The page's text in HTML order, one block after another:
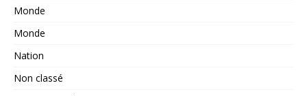
Monde
Monde
Nation
Non classé